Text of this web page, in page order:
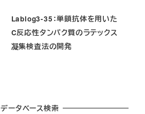
Lablog3-35：単鎖抗体を用いた
C反応性タンパク質のラテックス
凝集検査法の開発
データベース検索